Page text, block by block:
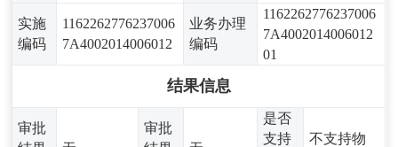
实施
编码
1162262776237006
7A4002014006012
业务办理
编码
1162262776237006
7A4002014006012
01
结果信息
审批
审批
是否
支持
不支持物